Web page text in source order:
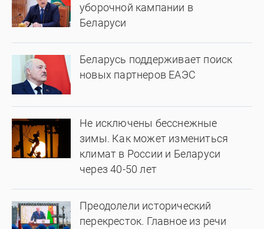
уборочной кампании в
Беларуси
Беларусь поддерживает поиск
новых партнеров ЕАЭС
Не исключены бесснежные
зимы. Как может измениться
климат в России и Беларуси
через 40-50 лет
Преодолели исторический
перекресток. Главное из речи